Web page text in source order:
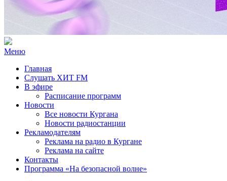
Меню
Главная
Слушать ХИТ FM
В эфире
Расписание программ
Новости
Все новости Кургана
Новости радиостанции
Рекламодателям
Реклама на радио в Кургане
Реклама на сайте
Контакты
Программа «На безопасной волне»